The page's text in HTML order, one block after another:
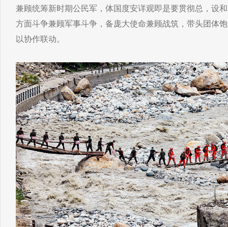
兼顾统筹新时期公民军，体国度安详观即是要贯彻总，设
方面斗争兼顾军事斗争，备庞大使命兼顾战筑，带头团体
以协作联动。